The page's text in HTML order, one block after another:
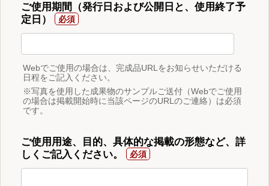
ご使用期間（発行日および公開日と、使用終了予
定日）
Webでご使用の場合は、完成品URLをお知らせいただける
日程をご記入ください。
※写真を使用した成果物のサンプルご送付（Webでご使用
の場合は掲載開始時に当該ページのURLのご連絡）は必須
です。
ご使用用途、目的、具体的な掲載の形態など、詳
しくご記入ください。